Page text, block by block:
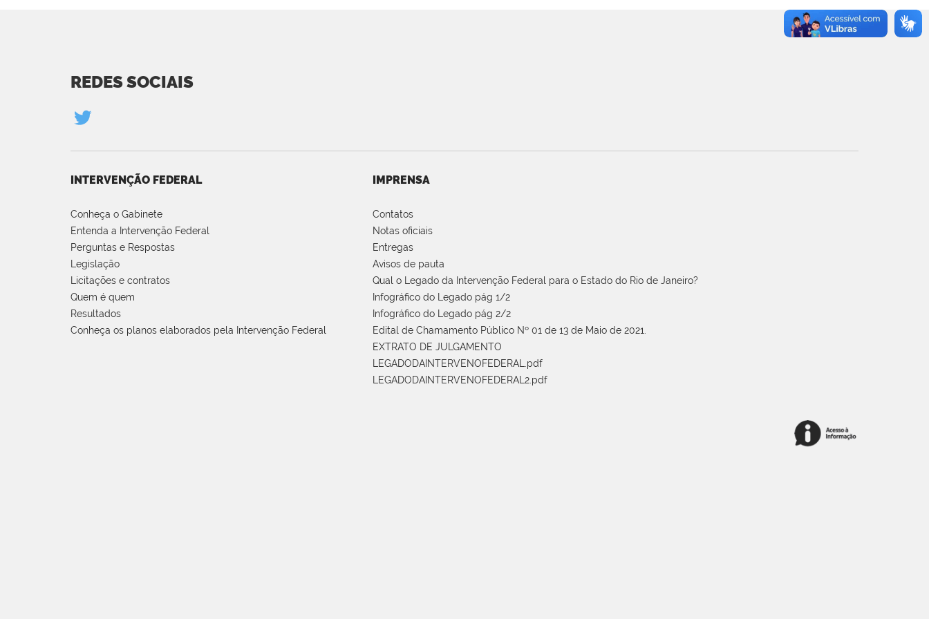
REDES SOCIAIS
INTERVENÇÃO FEDERAL
Conheça o Gabinete
Entenda a Intervenção Federal
Perguntas e Respostas
Legislação
Licitações e contratos
Quem é quem
Resultados
Conheça os planos elaborados pela Intervenção Federal
IMPRENSA
Contatos
Notas oficiais
Entregas
Avisos de pauta
Qual o Legado da Intervenção Federal para o Estado do Rio de Janeiro?
Infográfico do Legado pág 1/2
Infográfico do Legado pág 2/2
Edital de Chamamento Público Nº 01 de 13 de Maio de 2021.
EXTRATO DE JULGAMENTO
LEGADODAINTERVENOFEDERAL.pdf
LEGADODAINTERVENOFEDERAL2.pdf